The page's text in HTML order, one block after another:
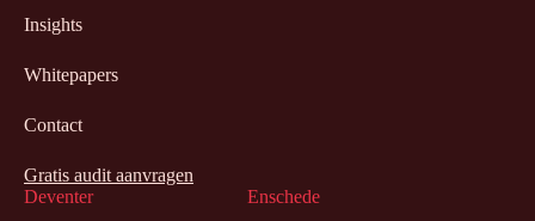
Deventer
Enschede
Insights
Whitepapers
Contact
Gratis audit aanvragen